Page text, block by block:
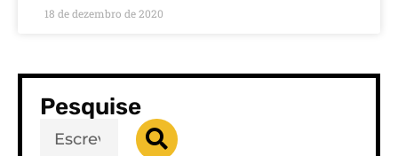
18 de dezembro de 2020
Pesquise